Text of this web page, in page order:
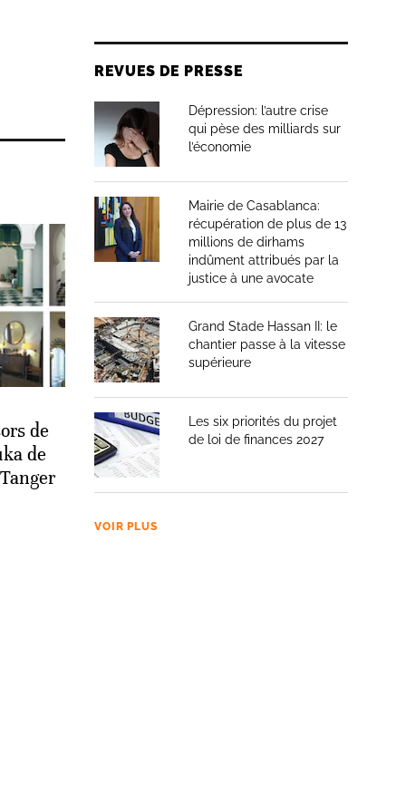
de
de
REVUES DE PRESSE
Dépression: l’autre crise
qui pèse des milliards sur
l’économie
Mairie de Casablanca:
récupération de plus de 13
millions de dirhams
indûment attribués par la
justice à une avocate
Grand Stade Hassan II: le
chantier passe à la vitesse
supérieure
Les six priorités du projet
de loi de finances 2027
VOIR PLUS